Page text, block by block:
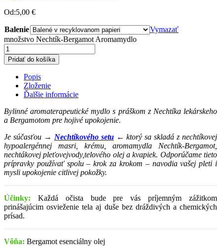
Od:5,00 €
Balenie
Vymazať
množstvo Nechtík-Bergamot Aromamydlo
Pridať do košíka
Popis
Zloženie
Ďalšie informácie
Bylinné aromaterapeutické mydlo s práškom z Nechtíka lekárskeho
a Bergamotom pre hojivé upokojenie.
Je súčasťou → Nechtíkového setu← ktorý sa skladá z nechtíkovej
hypoalergénnej masri, krému, aromamydla Nechtík-Bergamot,
nechtákovej pleťovejvody,telového olej a kvapiek. Odporúčame tieto
prípravky používať spolu – krok za krokom – navodia vašej pleti i
mysli upokojenie citlivej pokožky.
Účinky: Každá očista bude pre vás príjemným zážitkom
prinášajúcim osvieženie tela aj duše bez dráždivých a chemických
prísad.
Vôňa: Bergamot esenciálny olej